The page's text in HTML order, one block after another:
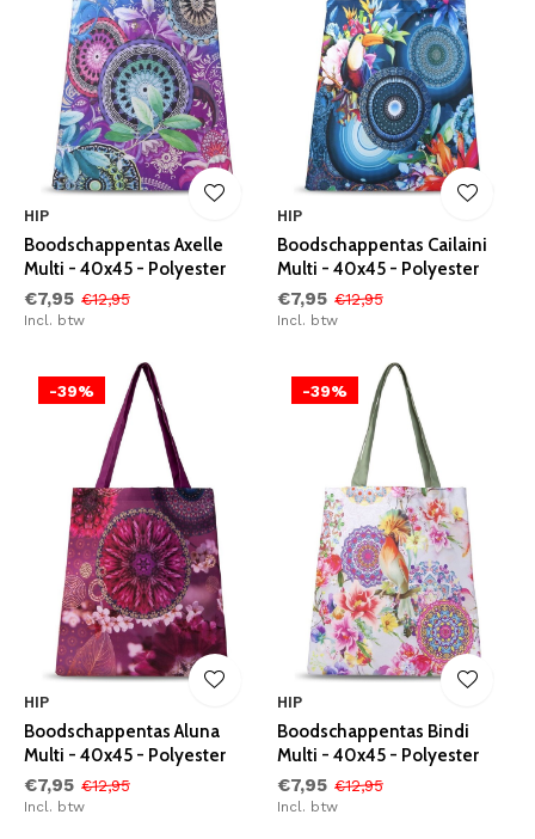
HIP
Boodschappentas Axelle
Multi - 40x45 - Polyester
€7,95 €12,95
Incl. btw
HIP
Boodschappentas Cailaini
Multi - 40x45 - Polyester
€7,95 €12,95
Incl. btw
-39%
HIP
Boodschappentas Aluna
Multi - 40x45 - Polyester
€7,95 €12,95
Incl. btw
-39%
HIP
Boodschappentas Bindi
Multi - 40x45 - Polyester
€7,95 €12,95
Incl. btw